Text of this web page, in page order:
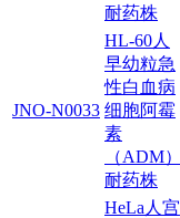
耐药株
JNO-N0033
HL-60人
早幼粒急
性白血病
细胞阿霉
素
（ADM）
耐药株
HeLa人宫